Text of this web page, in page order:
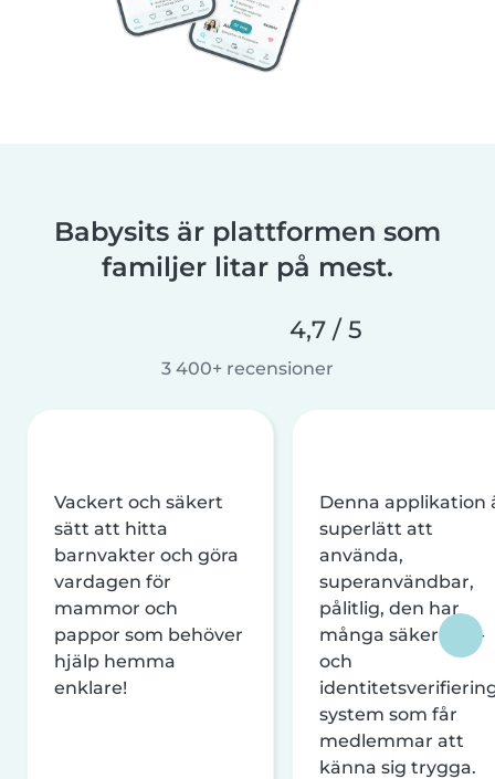
Babysits är plattformen som
familjer litar på mest.
4,7 / 5
3 400+ recensioner
Vackert och säkert
sätt att hitta
barnvakter och göra
vardagen för
mammor och
pappor som behöver
hjälp hemma
enklare!
Denna applikation
superlätt att
använda,
superanvändbar,
pålitlig, den har
många säkerhets-
och
system som får
medlemmar att
känna sig trygga.